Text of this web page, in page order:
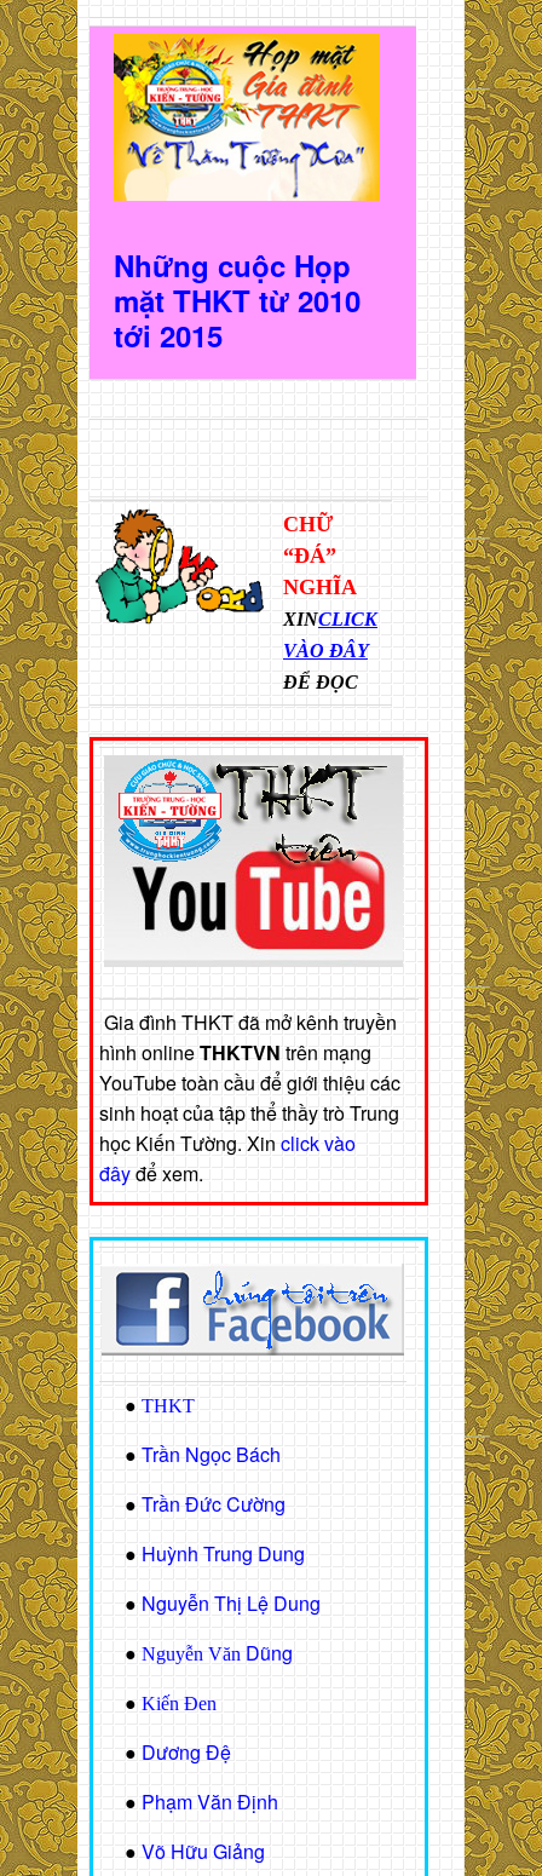
Những cuộc Họp
mặt THKT từ 2010
tới 2015
CHỮ
“ĐÁ”
NGHĨA
XINCLICK
VÀO ĐÂY
ĐỂ ĐỌC
Gia đình THKT đã mở kênh truyền
hình onlineTHKTVN trên mạng
YouTube toàn cầu để giới thiệu các
sinh hoạt của tập thể thầy trò Trung
học Kiến Tường. Xin click vào
đâyđể xem.
● THKT
● Trần Ngọc Bách
● Trần Đức Cường
● Huỳnh Trung Dung
● Nguyễn Thị Lệ Dung
● Nguyễn Văn Dũng
● Kiến Đen
● Dương Đệ
● Phạm Văn Định
● Võ Hữu Giảng